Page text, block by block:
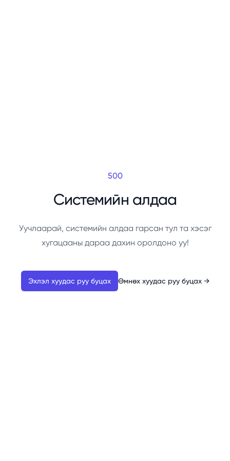
500
Системийн алдаа
Уучлаарай, системийн алдаа гарсан тул та хэсэг
хугацааны дараа дахин оролдоно уу!
Эхлэл хуудас руу буцах Өмнөх хуудас руу буцах →